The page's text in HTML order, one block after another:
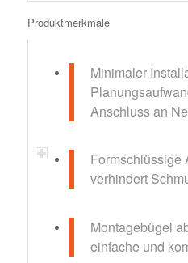
Produktmerkmale
Minimaler
Anschluss an
Formschlüssige
verhindert
Montagebügel
einfache und